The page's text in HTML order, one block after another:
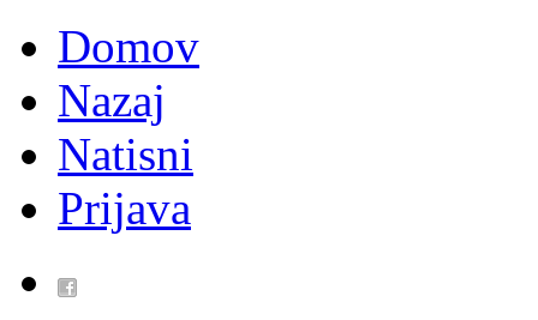
Domov
Nazaj
Natisni
Prijava